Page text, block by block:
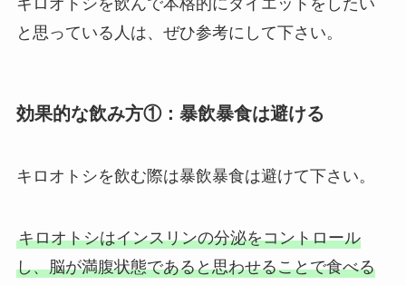
キロオトシを飲んで本格的にダイエットをしたい
と思っている人は、ぜひ参考にして下さい。
効果的な飲み方①：暴飲暴食は避ける
キロオトシを飲む際は暴飲暴食は避けて下さい。
キロオトシはインスリンの分泌をコントロール
し、脳が満腹状態であると思わせることで食べる